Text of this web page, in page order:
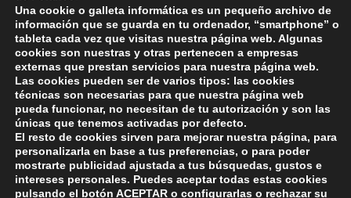
Skip back to main navigation
Una cookie o galleta informática es un pequeño archivo de
información que se guarda en tu ordenador, “smartphone” o
tableta cada vez que visitas nuestra página web. Algunas
cookies son nuestras y otras pertenecen a empresas
externas que prestan servicios para nuestra página web.
Las cookies pueden ser de varios tipos: las cookies
técnicas son necesarias para que nuestra página web
pueda funcionar, no necesitan de tu autorización y son las
únicas que tenemos activadas por defecto.
El resto de cookies sirven para mejorar nuestra página, para
personalizarla en base a tus preferencias, o para poder
mostrarte publicidad ajustada a tus búsquedas, gustos e
intereses personales. Puedes aceptar todas estas cookies
pulsando el botón ACEPTAR o configurarlas o rechazar su